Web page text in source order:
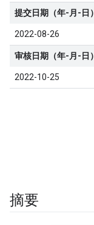
提交日期（年-月-日）
2022-08-26
审核日期（年-月-日）
2022-10-25
摘要